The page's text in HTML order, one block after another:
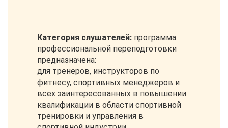
Категория слушателей: программа
профессиональной переподготовки
предназначена:
для тренеров, инструкторов по
фитнесу, спортивных менеджеров и
всех заинтересованных в повышении
квалификации в области спортивной
тренировки и управления в